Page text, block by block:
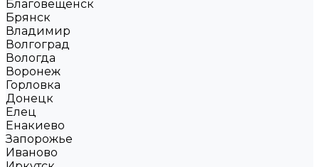
Благовещенск
Брянск
Владимир
Волгоград
Вологда
Воронеж
Горловка
Донецк
Елец
Енакиево
Запорожье
Иваново